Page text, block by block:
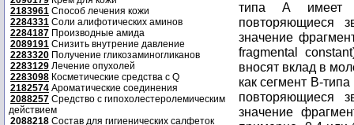
2183961 Способ лечения кожи
2284331 Соли алифотических аминов
2284187 Производные амида
2089191 Снизить внутрение давление
2283320 Получение гликозаминогликанов
2283129 Лечение опухолей
2283098 Косметические средства с Q
2182574 Ароматические соединения
2088257 Средство с гипохолестеролемическим
действием
2088218 Состав для гигиенических салфеток
типа А имеет
повторяющиеся
значение
fragmental
вносят вклад в
как сегмент B-
повторяющиеся
значение